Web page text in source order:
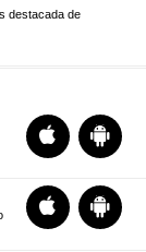
destacada de